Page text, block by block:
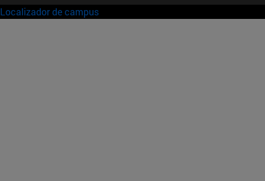
Localizador de campus